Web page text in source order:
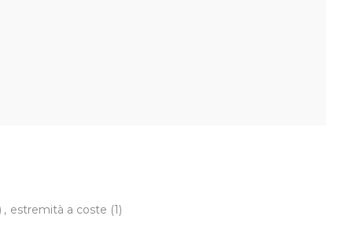
, estremità a coste (1)